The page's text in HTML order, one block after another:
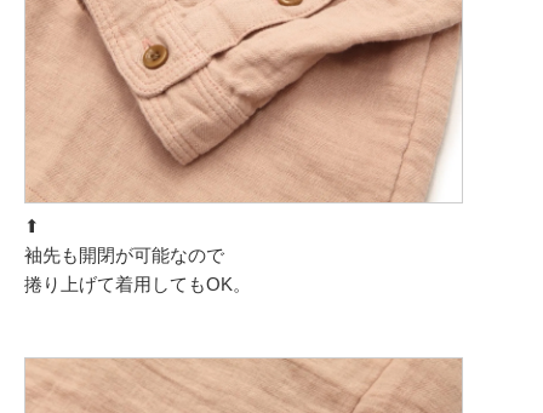
⬆︎
袖先も開閉が可能なので
捲り上げて着用してもOK。